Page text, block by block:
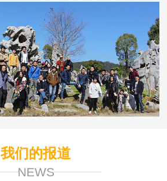
我们的报道
NEWS